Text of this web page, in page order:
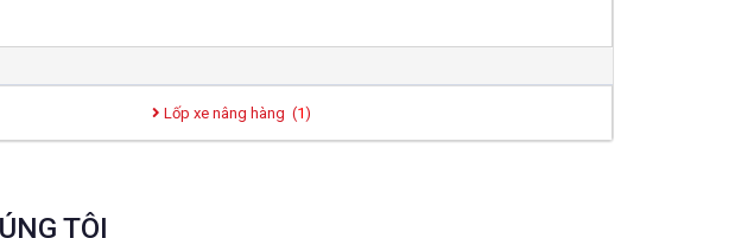
Lốp xe nâng hàng (1)
TÔI